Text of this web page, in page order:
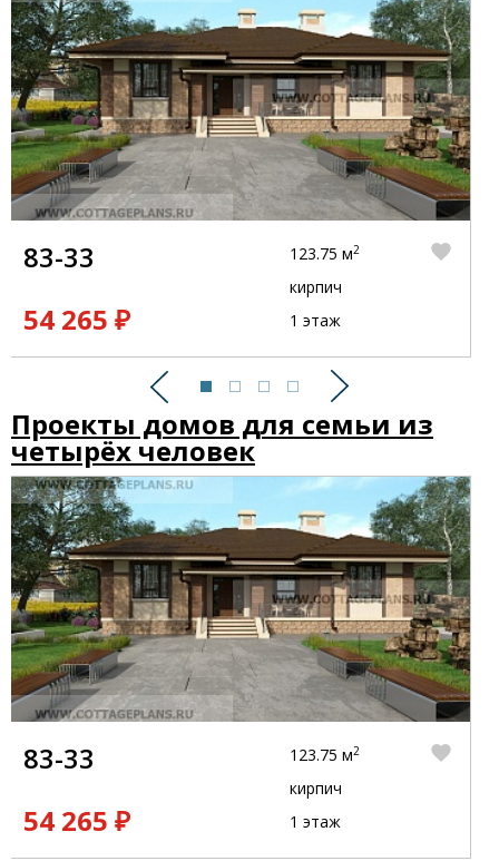
Предыдущий Следующий
83-33
54 265 ₽
123.75 м2
кирпич
1 этаж
Проекты домов для семьи из
четырёх человек
83-33
54 265 ₽
123.75 м2
кирпич
1 этаж